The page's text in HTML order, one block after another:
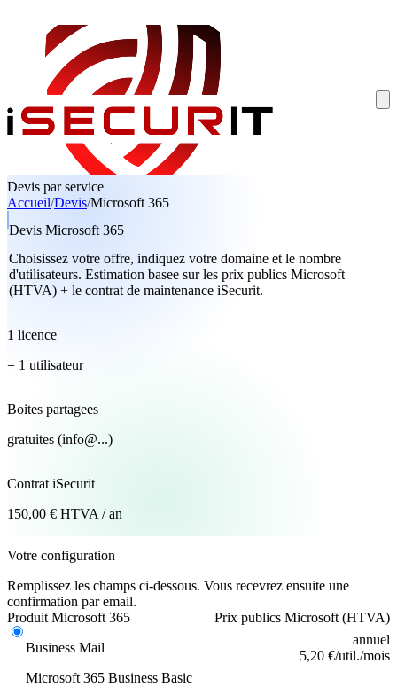
Devis par service
Accueil/Devis/Microsoft 365
Devis Microsoft 365
Choisissez votre offre, indiquez votre domaine et le nombre
d'utilisateurs. Estimation basee sur les prix publics Microsoft
(HTVA) + le contrat de maintenance iSecurit.
1 licence
= 1 utilisateur
Boites partagees
gratuites (info@...)
Contrat iSecurit
150,00 € HTVA / an
Votre configuration
Remplissez les champs ci-dessous. Vous recevrez ensuite une
confirmation par email.
Produit Microsoft 365
Prix publics Microsoft (HTVA)
Business Mail
annuel
5,20 €/util./mois
Microsoft 365 Business Basic